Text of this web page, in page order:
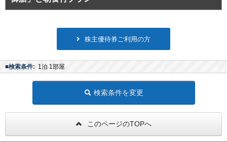
株主優待券ご利用の方
■検索条件: 1泊 1部屋
検索条件を変更
このページのTOPへ